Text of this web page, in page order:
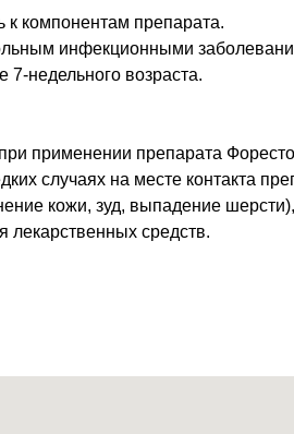
к компонентам препарата.
инфекционными
недельного возраста.
применении препарата Форесто
случаях на месте контакта
кожи, зуд, выпадение
лекарственных средств.